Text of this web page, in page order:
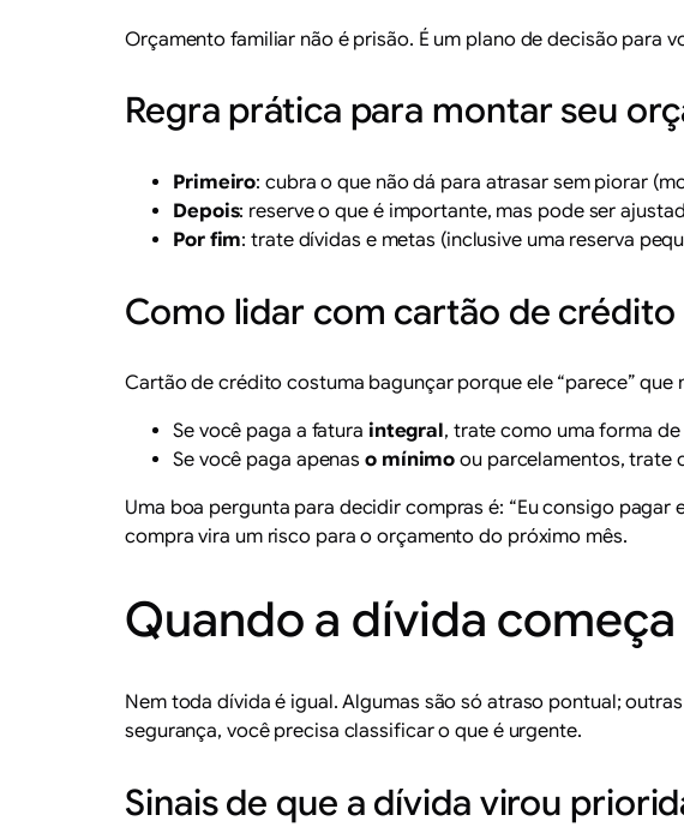
Orçamento familiar não é prisão. É um plano de decisão para
Regra prática para montar seu
Primeiro: cubra o que não dá para atrasar sem piorar
Depois: reserve o que é importante, mas pode ser
Por fim: trate dívidas e metas (inclusive uma reserva
Como lidar com cartão de
Cartão de crédito costuma bagunçar porque ele “parece”
Se você paga a fatura integral, trate como uma forma
Se você paga apenas o mínimo ou parcelamentos, trate
Uma boa pergunta para decidir compras é: “Eu consigo
compra vira um risco para o orçamento do próximo mês.
Quando a dívida
Nem toda dívida é igual. Algumas são só atraso pontual;
segurança, você precisa classificar o que é urgente.
Sinais de que a dívida virou